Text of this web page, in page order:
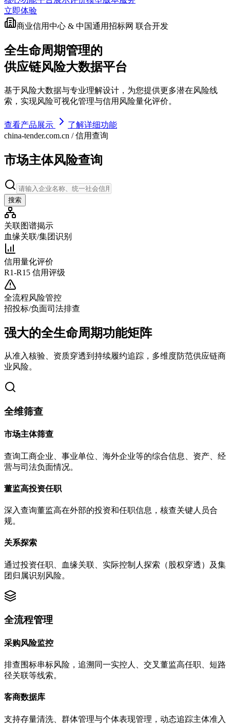
立即体验
商业信用中心 & 中国通用招标网 联合开发
全生命周期管理的
供应链风险大数据平台
基于风险大数据与专业理解设计，为您提供更多潜在风险线
索，实现风险可视化管理与信用风险量化评价。
查看产品展示
了解详细功能
china-tender.com.cn / 信用查询
市场主体风险查询
搜索
关联图谱揭示
血缘关联/集团识别
信用量化评价
R1-R15 信用评级
全流程风险管控
招投标/负面司法排查
强大的全生命周期功能矩阵
从准入核验、资质穿透到持续履约追踪，多维度防范供应链商
业风险。
全维筛查
市场主体筛查
查询工商企业、事业单位、海外企业等的综合信息、资产、经
营与司法负面情况。
董监高投资任职
深入查询董监高在外部的投资和任职信息，核查关键人员合
规。
关系探索
通过投资任职、血缘关联、实际控制人探索（股权穿透）及集
团归属识别风险。
全流程管理
采购风险监控
排查围标串标风险，追溯同一实控人、交叉董监高任职、短路
径关联等线索。
客商数据库
支持存量清洗、群体管理与个体表现管理，动态追踪主体准入